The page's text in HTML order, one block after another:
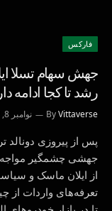
فاركس
رشد تا کجا ادامه
ByVittaverse نوامبر 8, 2024
جهشی چشمگیر
از ایلان ماسک و
تعرفه‌های واردات از